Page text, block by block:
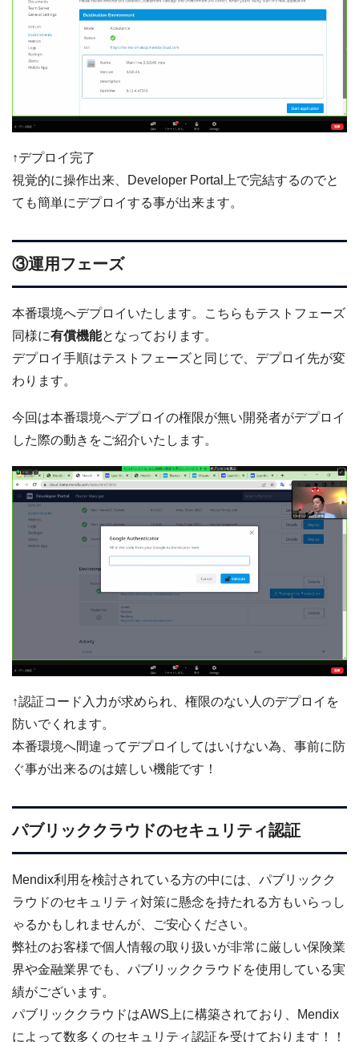
↑デプロイ完了
視覚的に操作出来、Developer Portal上で完結するのでと
ても簡単にデプロイする事が出来ます。
③運用フェーズ
本番環境へデプロイいたします。こちらもテストフェーズ
同様に有償機能となっております。
デプロイ手順はテストフェーズと同じで、デプロイ先が変
わります。
今回は本番環境へデプロイの権限が無い開発者がデプロイ
した際の動きをご紹介いたします。
↑認証コード入力が求められ、権限のない人のデプロイを
防いでくれます。
本番環境へ間違ってデプロイしてはいけない為、事前に防
ぐ事が出来るのは嬉しい機能です！
パブリッククラウドのセキュリティ認証
Mendix利用を検討されている方の中には、パブリックク
ラウドのセキュリティ対策に懸念を持たれる方もいらっし
ゃるかもしれませんが、ご安心ください。
弊社のお客様で個人情報の取り扱いが非常に厳しい保険業
界や金融業界でも、パブリッククラウドを使用している実
績がございます。
パブリッククラウドはAWS上に構築されており、Mendix
によって数多くのセキュリティ認証を受けております！！